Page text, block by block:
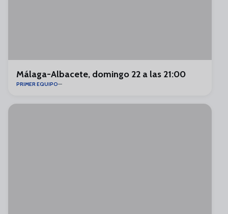
Málaga-Albacete, domingo 22 a las 21:00
PRIMER EQUIPO